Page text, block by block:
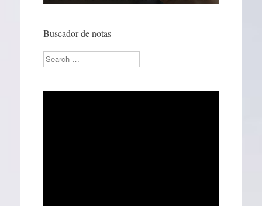
Buscador de notas
Search